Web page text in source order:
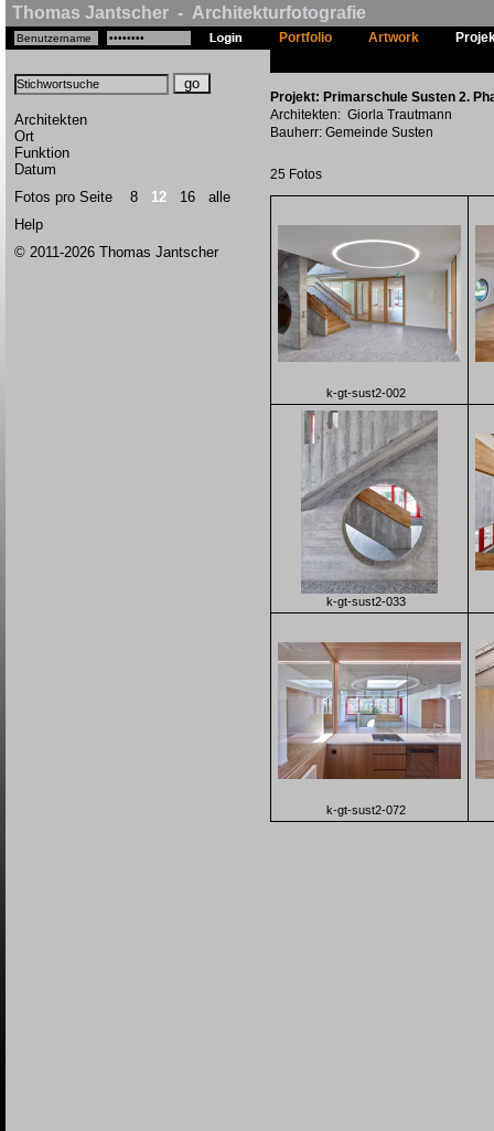
Thomas Jantscher - Architekturfotografie
Architekten
Ort
Funktion
Datum
Fotos pro Seite 8 12 16
alle
Help
© 2011-2026 Thomas Jantscher
Portfolio Artwork
Projekt: Primarschule Susten 2.
Architekten: Giorla Trautmann
Bauherr: Gemeinde Susten
25 Fotos
k-gt-sust2-002
k-gt-sust2-033
k-gt-sust2-072